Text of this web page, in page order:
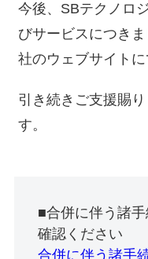
今後、SBテクノロ
びサービスにつき
社のウェブサイトに
引き続きご支援賜
す。
■合併に伴う諸
確認ください
合併に伴う諸手